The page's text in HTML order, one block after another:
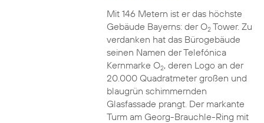
Mit 146 Metern ist er das höchste
Gebäude Bayerns: der O2Tower. Zu
verdanken hat das Bürogebäude
seinen Namen der Telefónica
Kernmarke O2, deren Logo an der
20.000 Quadratmeter großen und
blaugrün schimmernden
Glasfassade prangt. Der markante
Turm am Georg-Brauchle-Ring mit